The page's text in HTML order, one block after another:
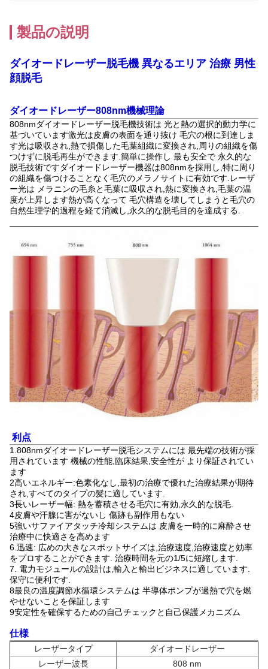
製品の説明
ダイオードレーザー脱毛機 異なるエリア 治療 男性
顔脱毛
ダイオードレーザー808nm機械理論
808nmダイオードレーザー脱毛機技術は 光と熱の選択的動力学に
基づいています激光は皮膚の表面を通り抜け 毛穴の根に到達しま
す光は吸収され,熱で損傷した毛葉組織に変換され,周りの組織を傷
つけずに脱毛再生ができます. 簡単に操作し 最も安全で 永久的な
脱毛技術ですダイオードレーザー機器は808nmを採用し,特に周り
の組織を傷つけることなく毛穴のメラノサイトに有効です. レーザ
ー光は メラニンの毛糸と毛葉に吸収され,熱に変換され,毛葉の温
度が上昇します熱が高くなって 毛穴構造を壊してしまうと毛穴の
自然生理学的過程を経て消滅し,永久的な脱毛目的を達成する.
利点
1.808nmダイオードレーザー脱毛システムには 最先端の技術が採
用されています 機械の性能,臨床結果,安全性が より保証されてい
ます
2高いエネルギー:色素化なし,最初の治療で優れた治療結果が期待
され,すべてのタイプの髪に適しています.
3長いレーザー幅: 熱を蓄積させる毛穴に有効,永久的な脱毛.
4皮膚や汗腺に害がないし 傷跡も副作用もない
5強いサファイアタッチ冷却システムは 皮膚を一時的に麻酔させ
治療中に快適さを高めます
6.迅速: 広めの大きなスポットサイズは,治療速度,治療速度と効率
をプロすることができます. 治療時間を元の1/5に短縮します.
7. 電力モジュールの設計は,輸入と輸出ビジネスに適しています.
保守に便利です.
8最良の温度調節水循環システムは 半導体ポンプが過熱で穴を燃
やせないことを保証します
9安定性を確保するための自己チェックと自己保護メカニズム
仕様
レーザータイプ
ダイオードレーザー
レーザー波長
808 nm